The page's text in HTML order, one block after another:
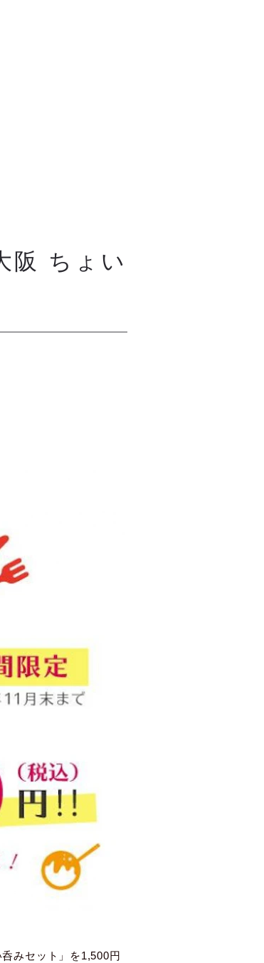
阪 ちょい
みセット」を1,500円